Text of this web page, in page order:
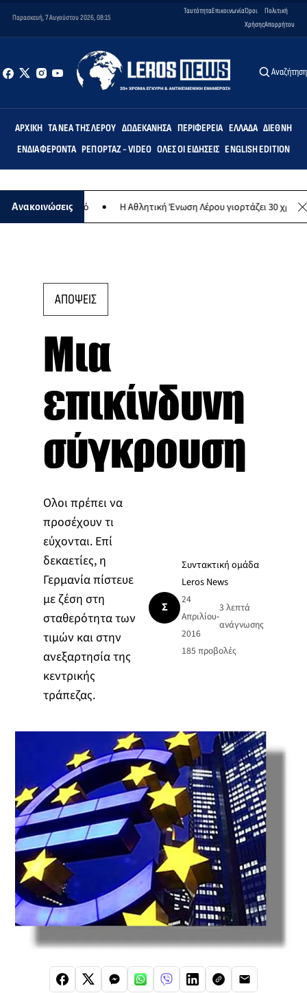
Παρασκευή, 7 Αυγούστου 2026, 08:15
ΤαυτότηταΕπικοινωνίαΌροι
Χρήσης
Πολιτική
Απορρήτου
Αναζήτηση
ΑΡΧΙΚΉ ΤΑ ΝΈΑ ΤΗΣ ΛΈΡΟΥ ΔΩΔΕΚΆΝΗΣΑ ΠΕΡΙΦΈΡΕΙΑ ΕΛΛΆΔΑ ΔΙΕΘΝΉ
ΕΝΔΙΑΦΈΡΟΝΤΑ ΡΕΠΟΡΤΆΖ - VIDEO ΌΛΕΣ ΟΙ ΕΙΔΉΣΕΙΣ ENGLISH EDITION
Ανακοινώσεις
σκοπό Η Αθλητική Ένωση Λέρου γιορτάζει 30 χρόνια
ΑΠΟΨΕΙΣ
Μια
επικίνδυνη
σύγκρουση
Ολοι πρέπει να
προσέχουν τι
εύχονται. Επί
δεκαετίες, η
Γερμανία πίστευε
με ζέση στη
σταθερότητα των
τιμών και στην
ανεξαρτησία της
κεντρικής
τράπεζας.
Σ
Συντακτική ομάδα
Leros News
24
Απριλίου
2016
•
3 λεπτά
ανάγνωσης
185 προβολές